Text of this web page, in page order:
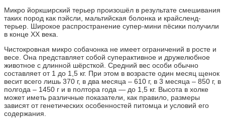
Микро йоркширский терьер произошёл в результате смешивания
таких пород как пэйсли, мальтийская болонка и крайсленд-
терьер. Широкое распространение супер-мини пёсики получили
в конце XX века.
Чистокровная микро собачонка не имеет ограничений в росте и
весе. Она представляет собой суперактивное и дружелюбное
животное с длинной шёрсткой. Средний вес особи обычно
составляет от 1 до 1,5 кг. При этом в возрасте один месяц щенок
весит всего лишь 370 г, в два месяца – 610 г, в 3 месяца – 850 г, в
полгода – 1450 г и в полтора года — до 1,5 кг. Высота в холке
может иметь различные показатели, как правило, размеры
зависят от генетических особенностей питомца и условий его
содержания.